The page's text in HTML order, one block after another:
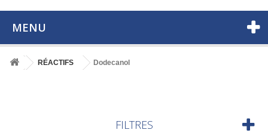
MENU
RÉACTIFS Dodecanol
FILTRES